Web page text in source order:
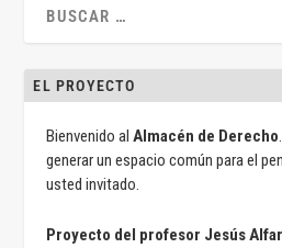
EL PROYECTO
Bienvenido alAlmacén de Derecho
generar un espacio común para el
usted invitado.
Proyecto del profesor Jesús